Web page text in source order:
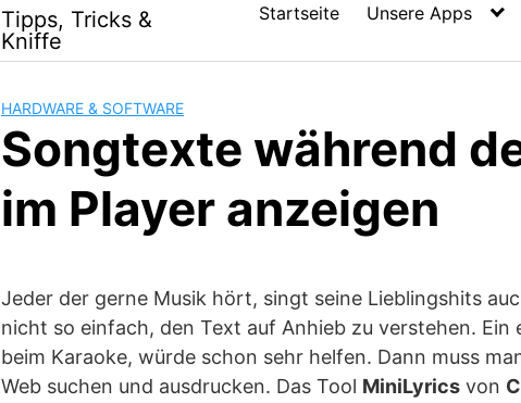
Tipps, Tricks &
Kniffe
Startseite Unsere Apps
HARDWARE & SOFTWARE
Songtexte während
im Player anzeigen
Jeder der gerne Musik hört, singt seine Lieblingshits
nicht so einfach, den Text auf Anhieb zu verstehen.
beim Karaoke, würde schon sehr helfen. Dann muss
Web suchen und ausdrucken. Das Tool MiniLyrics von